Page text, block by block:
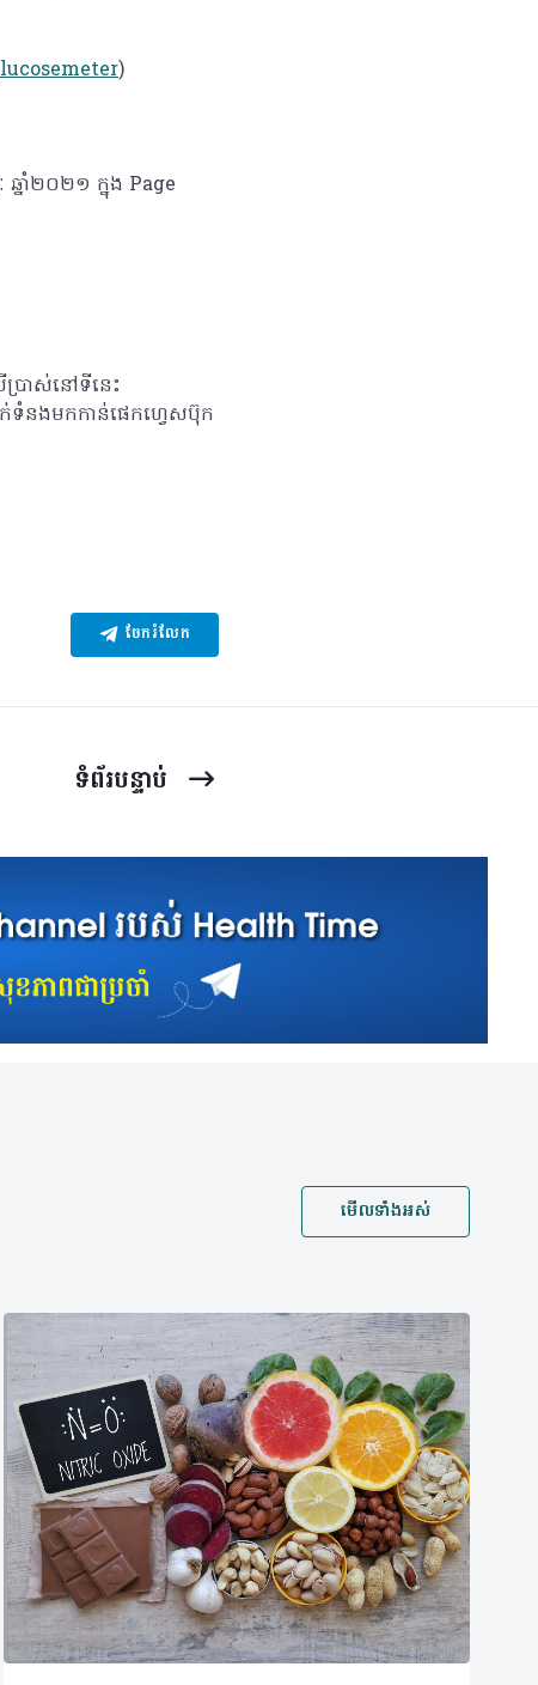
)
ឆ្នាំ២០២១ ក្នុង Page
ប្រាស់នៅទីនេះ
នងមកកាន់ផេកហ្វេសប៊ុក
ចែករំលែក
ទំព័រ​បន្ទាប់
មើលទាំងអស់